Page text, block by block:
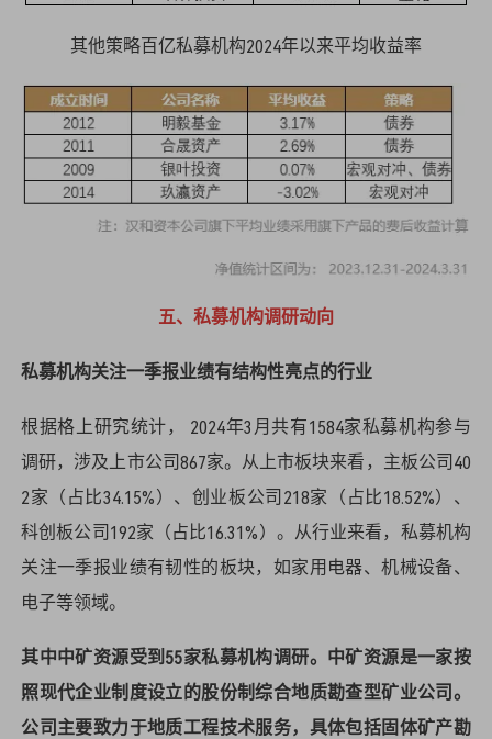
其他策略百亿私募机构2024年以来平均收益率
五、私募机构调研动向
私募机构关注一季报业绩有结构性亮点的行业
根据格上研究统计， 2024年3月共有1584家私募机构参与
调研，涉及上市公司867家。从上市板块来看，主板公司40
2家（占比34.15%）、创业板公司218家（占比18.52%）、
科创板公司192家（占比16.31%）。从行业来看，私募机构
关注一季报业绩有韧性的板块，如家用电器、机械设备、
电子等领域。
其中中矿资源受到55家私募机构调研。中矿资源是一家按
照现代企业制度设立的股份制综合地质勘查型矿业公司。
公司主要致力于地质工程技术服务，具体包括固体矿产勘